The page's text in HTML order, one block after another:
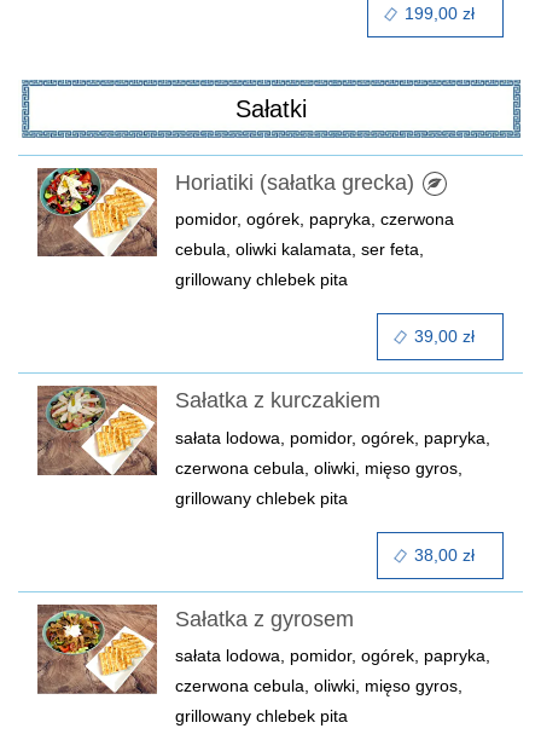
Sałatki
Horiatiki (sałatka grecka)
pomidor, ogórek, papryka, czerwona
cebula, oliwki kalamata, ser feta,
grillowany chlebek pita
Sałatka z kurczakiem
sałata lodowa, pomidor, ogórek, papryka,
czerwona cebula, oliwki, mięso gyros,
grillowany chlebek pita
Sałatka z gyrosem
sałata lodowa, pomidor, ogórek, papryka,
czerwona cebula, oliwki, mięso gyros,
grillowany chlebek pita